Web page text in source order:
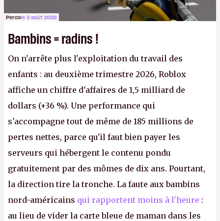
Percole 3 août 2026
Bambins = radins !
On n'arrête plus l'exploitation du travail des
enfants : au deuxième trimestre 2026, Roblox
affiche un chiffre d'affaires de 1,5 milliard de
dollars (+36 %). Une performance qui
s'accompagne tout de même de 185 millions de
pertes nettes, parce qu'il faut bien payer les
serveurs qui hébergent le contenu pondu
gratuitement par des mômes de dix ans. Pourtant,
la direction tire la tronche. La faute aux bambins
nord-américains qui rapportent moins à l'heure :
au lieu de vider la carte bleue de maman dans les